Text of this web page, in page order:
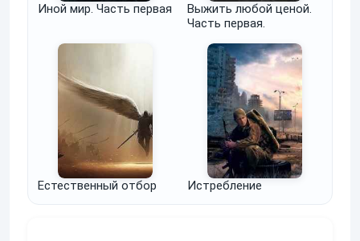
Иной мир. Часть первая
Выжить любой ценой.
Часть первая.
Естественный отбор Истребление